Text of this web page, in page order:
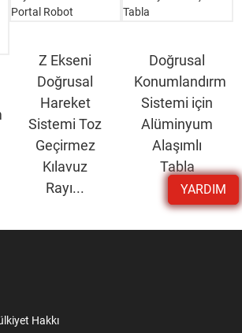
YARDIM
Z Ekseni
Doğrusal
Hareket
Sistemi Toz
Geçirmez
Kılavuz
Rayı...
Doğrusal
Konumlandırma
Sistemi için
Alüminyum
Alaşımlı
Tabla
Hakkı